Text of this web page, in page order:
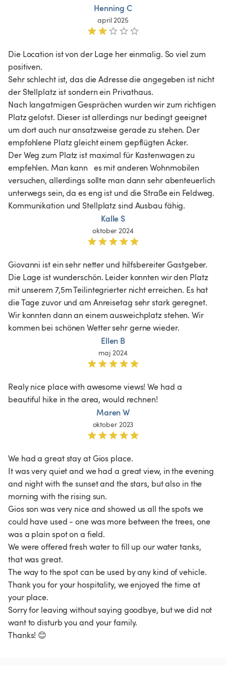
Henning C
april 2025
Die Location ist von der Lage her einmalig. So viel zum
positiven.
Sehr schlecht ist, das die Adresse die angegeben ist nicht
der Stellplatz ist sondern ein Privathaus.
Nach langatmigen Gesprächen wurden wir zum richtigen
Platz gelotst. Dieser ist allerdings nur bedingt geeignet
um dort auch nur ansatzweise gerade zu stehen. Der
empfohlene Platz gleicht einem gepflügten Acker.
Der Weg zum Platz ist maximal für Kastenwagen zu
empfehlen. Man kann   es mit anderen Wohnmobilen
versuchen, allerdings sollte man dann sehr abenteuerlich
unterwegs sein, da es eng ist und die Straße ein Feldweg.
Kommunikation und Stellplatz sind Ausbau fähig.
Kalle S
oktober 2024
Giovanni ist ein sehr netter und hilfsbereiter Gastgeber.
Die Lage ist wunderschön. Leider konnten wir den Platz
mit unserem 7,5m Teilintegrierter nicht erreichen. Es hat
die Tage zuvor und am Anreisetag sehr stark geregnet.
Wir konnten dann an einem ausweichplatz stehen. Wir
kommen bei schönen Wetter sehr gerne wieder.
Ellen B
maj 2024
Realy nice place with awesome views! We had a
beautiful hike in the area, would rechnen!
Maren W
oktober 2023
We had a great stay at Gios place.
It was very quiet and we had a great view, in the evening
and night with the sunset and the stars, but also in the
morning with the rising sun.
Gios son was very nice and showed us all the spots we
could have used - one was more between the trees, one
was a plain spot on a field.
We were offered fresh water to fill up our water tanks,
that was great.
The way to the spot can be used by any kind of vehicle.
Thank you for your hospitality, we enjoyed the time at
your place.
Sorry for leaving without saying goodbye, but we did not
want to disturb you and your family.
Thanks! 😊